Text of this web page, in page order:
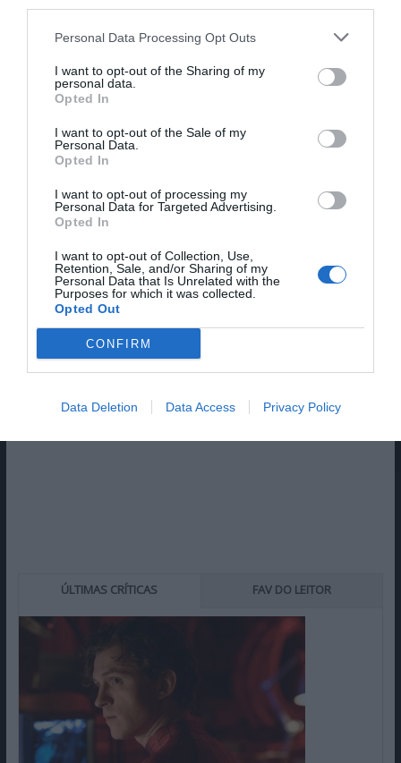
Personal Data Processing Opt Outs
I want to opt-out of the Sharing of my
personal data.
Opted In
I want to opt-out of the Sale of my
Personal Data.
Opted In
I want to opt-out of processing my
Personal Data for Targeted Advertising.
Opted In
I want to opt-out of Collection, Use,
Retention, Sale, and/or Sharing of my
Personal Data that Is Unrelated with the
Purposes for which it was collected.
Opted Out
CONFIRM
Data Deletion Data Access Privacy Policy
Pub
ÚLTIMAS CRÍTICAS FAV DO LEITOR